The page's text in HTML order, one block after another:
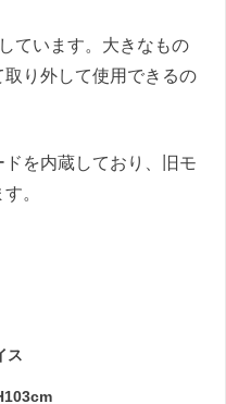
ています。大きなもの
り外して使用できるの
を内蔵しており、旧モ
。
ス